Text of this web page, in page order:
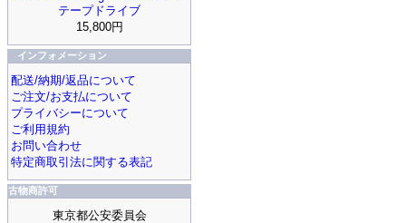
テープドライブ
15,800円
インフォメーション
配送/納期/返品について
ご注文/お支払について
プライバシーについて
ご利用規約
お問い合わせ
特定商取引法に関する表記
古物商許可
東京都公安委員会